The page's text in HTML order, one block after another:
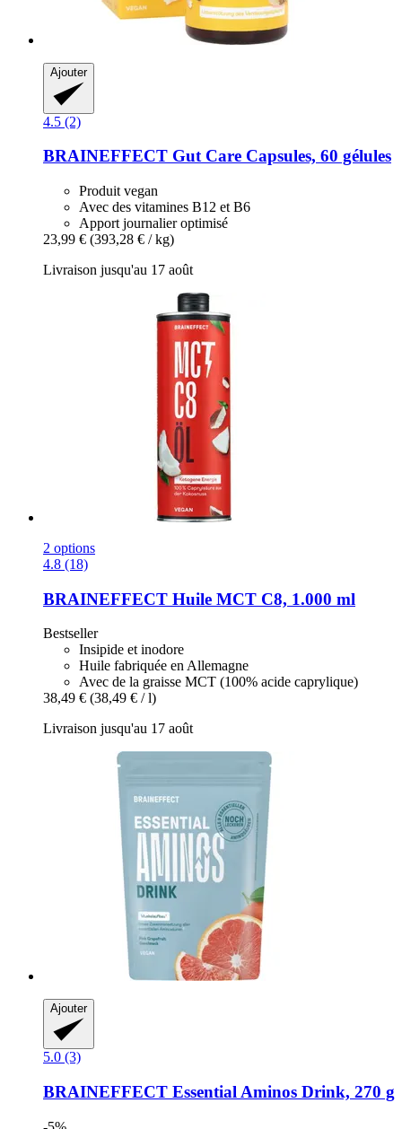
Ajouter
4.5 (2)
BRAINEFFECT Gut Care Capsules, 60 gélules
Produit vegan
Avec des vitamines B12 et B6
Apport journalier optimisé
23,99 € (393,28 € / kg)
Livraison jusqu'au 17 août
2 options
4.8 (18)
BRAINEFFECT Huile MCT C8, 1.000 ml
Bestseller
Insipide et inodore
Huile fabriquée en Allemagne
Avec de la graisse MCT (100% acide caprylique)
38,49 € (38,49 € / l)
Livraison jusqu'au 17 août
Ajouter
5.0 (3)
BRAINEFFECT Essential Aminos Drink, 270 g